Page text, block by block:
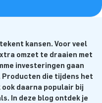
kansen. Voor veel
omzet te draaien met
investeringen gaan
die tijdens het
ook daarna populair bij
In deze blog ontdek je